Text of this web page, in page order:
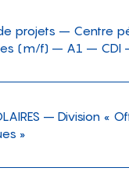
projets – Centre
(m/f) – A1 – CDI
– Division «
»